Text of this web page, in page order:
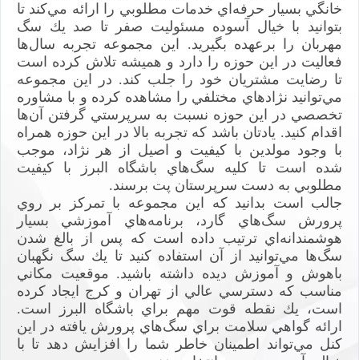
خانگي بسيار حرفه‌اي خدمات مطلوبي را ارائه مي‌كند تا
بتوانيد با خيال آسوده مسئوليت صفر تا صد يك سگ
مهربان را برعهده بگيريد. اين مجموعه تجربه سال‌ها
فعاليت در اين حوزه را دارد و هميشه تلاش كرده است
تا رضايت مشتريان خود را جلب كند. در اين مجموعه
مي‌توانيد نژادهاي مختلفي را مشاهده كرده و با مشاوره
تخصصي در اين حوزه نسبت به سرپرستي گرفتن آن‌ها
اقدام كنيد. يادتان باشد كه تجربه بالا در اين حوزه همراه
با وجود مولدين با كيفيت و اصيل از هر نژاد، موجب
شده است تا كليه سگ‌هاي باشگاه البرز با كيفيت
مطلوبي به دست سرپرستان پت برسند.
جالب است بدانيد كه اين مجموعه با تمركز بر روي
پرورش سگ‌هاي گارد، برنامه‌هاي آموزشي بسيار
هوشمندانه‌اي ترتيب داده است كه پس از بالغ شدن
سگ‌ها مي‌توانيد از آن استفاده كنيد تا يك سگ نگهبان
باهوش و آموزش ديده داشته باشيد. موقعيت مكاني
مناسب كه دسترسي عالي از تهران و كرج ايجاد كرده
است، يك نقطه قوت مهم براي باشگاه البرز است.
ارائه گواهي سلامت براي سگ‌هاي پرورش يافته در اين
كنل مي‌تواند اطمينان خاطر شما را افزايش دهد تا با